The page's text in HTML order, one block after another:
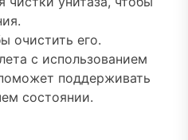
очистить его.
с использованием
поддерживать
состоянии.